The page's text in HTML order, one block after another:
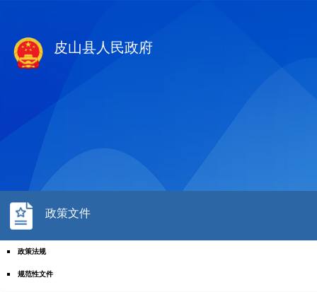
皮山县人民政府
政策文件
政策法规
规范性文件